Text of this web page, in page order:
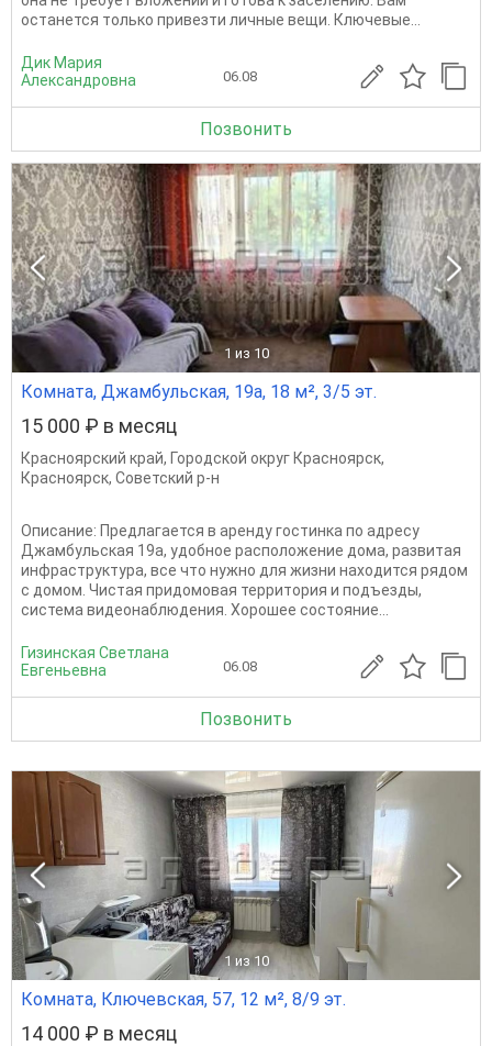
останется только привезти личные вещи. Ключевые...
Дик Мария
Александровна
06.08
Позвонить
1 из 10
Комната, Джамбульская, 19а, 18 м², 3/5 эт.
15 000 ₽ в месяц
Красноярский край, Городской округ Красноярск,
Красноярск, Советский р-н
Описание: Предлагается в аренду гостинка по адресу
Джамбульская 19а, удобное расположение дома, развитая
инфраструктура, все что нужно для жизни находится рядом
с домом. Чистая придомовая территория и подъезды,
система видеонаблюдения. Хорошее состояние...
Гизинская Светлана
Евгеньевна
06.08
Позвонить
1 из 10
Комната, Ключевская, 57, 12 м², 8/9 эт.
14 000 ₽ в месяц